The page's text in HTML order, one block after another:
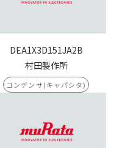
DEA1X3D151JA2B
村田製作所
コンデンサ(キャパシタ)